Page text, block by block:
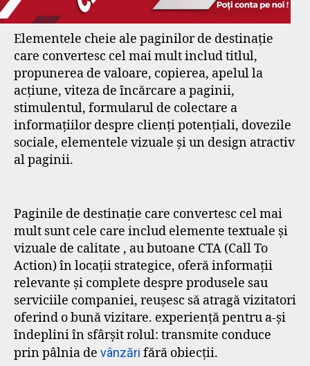
Elementele cheie ale paginilor de destinație
care convertesc cel mai mult includ titlul,
propunerea de valoare, copierea, apelul la
acțiune, viteza de încărcare a paginii,
stimulentul, formularul de colectare a
informațiilor despre clienți potențiali, dovezile
sociale, elementele vizuale și un design atractiv
al paginii.
Paginile de destinație care convertesc cel mai
mult sunt cele care includ elemente textuale și
vizuale de calitate , au butoane CTA (Call To
Action) în locații strategice, oferă informații
relevante și complete despre produsele sau
serviciile companiei, reușesc să atragă vizitatori
oferind o bună vizitare. experiență pentru a-și
îndeplini în sfârșit rolul: transmite conduce
prin pâlnia de vânzări fără obiecții.